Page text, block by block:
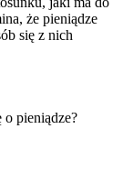
że pieniądze
się z nich
pieniądze?